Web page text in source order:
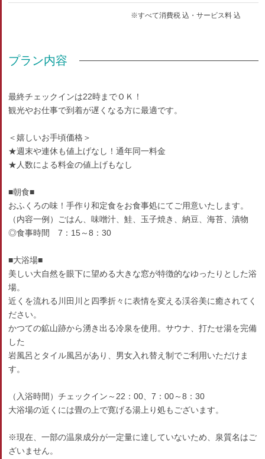
※すべて消費税 込・サービス料 込
プラン内容
最終チェックインは22時までＯＫ！
観光やお仕事で到着が遅くなる方に最適です。
＜嬉しいお手頃価格＞
★週末や連休も値上げなし！通年同一料金
★人数による料金の値上げもなし
■朝食■
おふくろの味！手作り和定食をお食事処にてご用意いたします。
（内容一例）ごはん、味噌汁、鮭、玉子焼き、納豆、海苔、漬物
◎食事時間 7：15～8：30
■大浴場■
美しい大自然を眼下に望める大きな窓が特徴的なゆったりとした浴
場。
近くを流れる川田川と四季折々に表情を変える渓谷美に癒されてく
ださい。
かつての鉱山跡から湧き出る冷泉を使用。サウナ、打たせ湯を完備
した
岩風呂とタイル風呂があり、男女入れ替え制でご利用いただけま
す。
（入浴時間）チェックイン～22：00、7：00～8：30
大浴場の近くには畳の上で寛げる湯上り処もございます。
※現在、一部の温泉成分が一定量に達していないため、泉質名はご
ざいません。